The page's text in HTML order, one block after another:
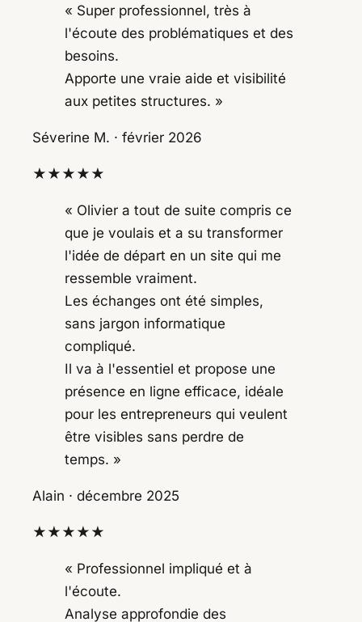
« Super professionnel, très à
l'écoute des problématiques et des
besoins.
Apporte une vraie aide et visibilité
aux petites structures. »
Séverine M. · février 2026
★★★★★
« Olivier a tout de suite compris ce
que je voulais et a su transformer
l'idée de départ en un site qui me
ressemble vraiment.
Les échanges ont été simples,
sans jargon informatique
compliqué.
Il va à l'essentiel et propose une
présence en ligne efficace, idéale
pour les entrepreneurs qui veulent
être visibles sans perdre de
temps. »
Alain · décembre 2025
★★★★★
« Professionnel impliqué et à
l'écoute.
Analyse approfondie des